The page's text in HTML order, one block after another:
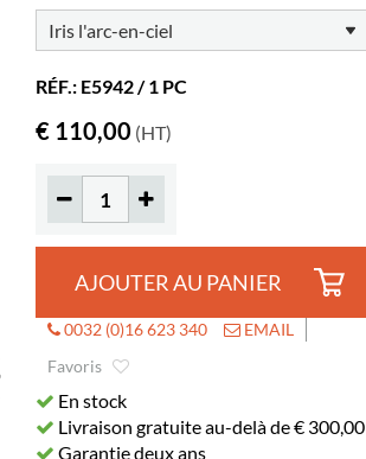
RÉF.: E5942 / 1 PC
€ 110,00 (HT)
AJOUTER AU PANIER
0032 (0)16 623 340
EMAIL
Favoris
En stock
Livraison gratuite au-delà de € 300,00
Garantie deux ans